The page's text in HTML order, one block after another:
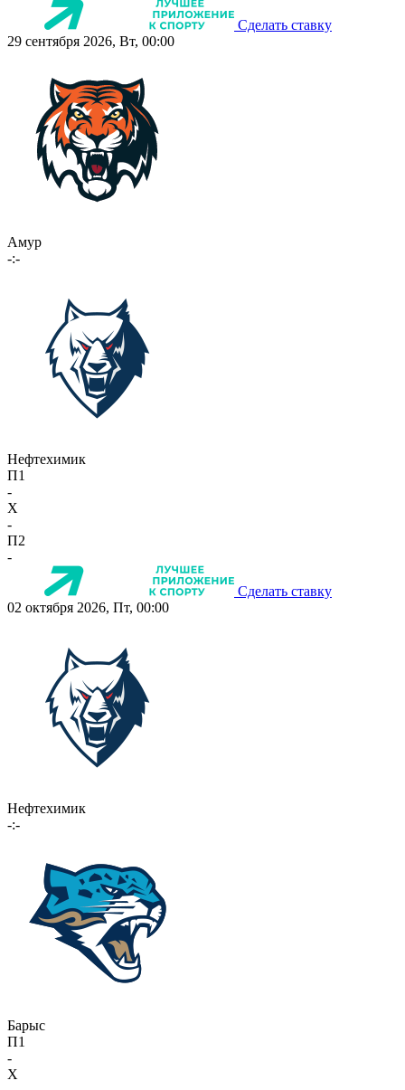
Сделать ставку
29 сентября 2026, Вт, 00:00
Амур
-:-
Нефтехимик
П1
-
X
-
П2
-
Сделать ставку
02 октября 2026, Пт, 00:00
Нефтехимик
-:-
Барыс
П1
-
X